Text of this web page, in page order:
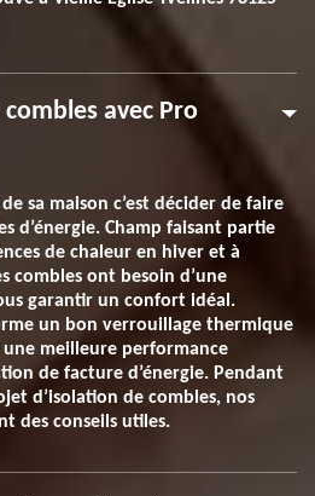
avec Pro
sa maison c’est décider de faire
d’énergie. Champ faisant partie
de chaleur en hiver et à
combles ont besoin d’une
garantir un confort idéal.
un bon verrouillage thermique
meilleure performance
de facture d’énergie. Pendant
d’isolation de combles, nos
des conseils utiles.